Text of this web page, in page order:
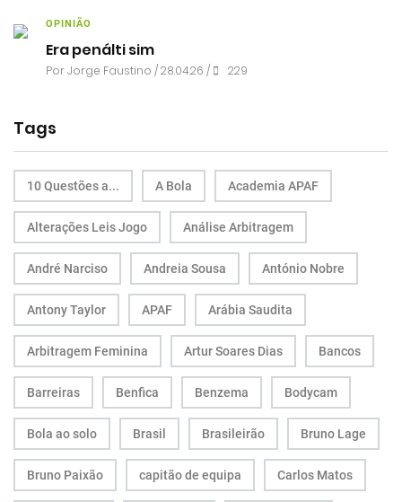
OPINIÃO
Era penálti sim
PorJorge Faustino / 28.04.26 / 229
Tags
10 Questões a... A Bola Academia APAF
Alterações Leis Jogo Análise Arbitragem
André Narciso Andreia Sousa António Nobre
Antony Taylor APAF Arábia Saudita
Arbitragem Feminina Artur Soares Dias Bancos
Barreiras Benfica Benzema Bodycam
Bola ao solo Brasil Brasileirão Bruno Lage
Bruno Paixão capitão de equipa Carlos Matos